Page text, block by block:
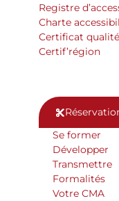
Registre
Charte
Certificat qualité
Certif’région
Se former
Développer
Transmettre
Formalités
Votre CMA